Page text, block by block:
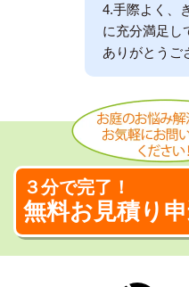
4.手際よく、
に充分満足し
ありがとうご
３分で完了！
無料お見積り